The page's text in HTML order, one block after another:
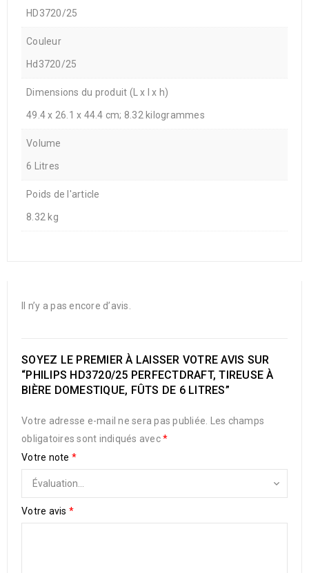
HD3720/25
Couleur
Hd3720/25
Dimensions du produit (L x l x h)
49.4 x 26.1 x 44.4 cm; 8.32 kilogrammes
Volume
6 Litres
Poids de l'article
8.32 kg
Il n’y a pas encore d’avis.
SOYEZ LE PREMIER À LAISSER VOTRE AVIS SUR
“PHILIPS HD3720/25 PERFECTDRAFT, TIREUSE À
BIÈRE DOMESTIQUE, FÛTS DE 6 LITRES”
Votre adresse e-mail ne sera pas publiée.
Les champs
obligatoires sont indiqués avec*
Votre note *
Votre avis *